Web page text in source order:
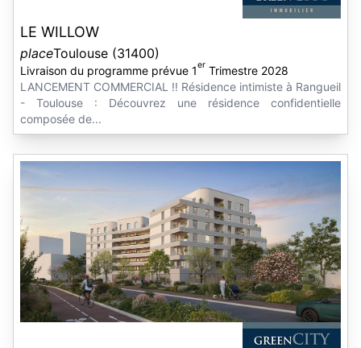
LE WILLOW
placeToulouse (31400)
Livraison du programme prévue 1er Trimestre 2028
LANCEMENT COMMERCIAL !! Résidence intimiste à Rangueil
- Toulouse : Découvrez une résidence confidentielle
composée de...